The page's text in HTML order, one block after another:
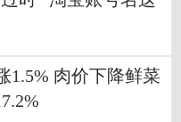
1.5% 肉价下降鲜菜